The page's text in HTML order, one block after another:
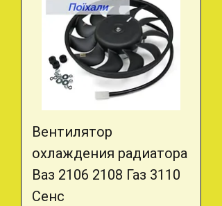
Вентилятор
охлаждения радиатора
Ваз 2106 2108 Газ 3110
Сенс